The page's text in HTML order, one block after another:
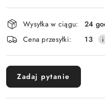
Dostępność
i
dostawa
Wysyłka w ciągu:
24
Cena przesyłki:
13
Zadaj pytanie